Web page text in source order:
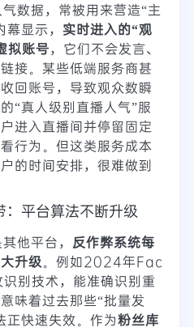
数据，常被用来营造“主
显示， 实时进入的“观
拟账号，它们不会发言、
接。某些低端服务商甚
回账号，导致观众数瞬
“真人级别直播人气”服
进入直播间并停留固定
行为。但这类服务成本
的时间安排，很难做到
：平台算法不断升级
他平台， 反作弊系统每
升级 。例如2024年Fac
别技术，能准确识别重
味着过去那些“批量发
正快速失效。作为粉丝库